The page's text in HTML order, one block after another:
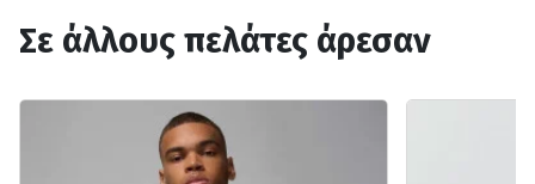
Σε άλλους πελάτες άρεσαν